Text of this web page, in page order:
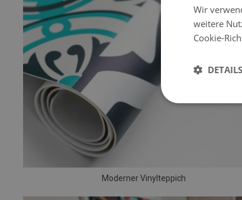
Moderner Vinylteppich
Wir
weitere
Cookie-